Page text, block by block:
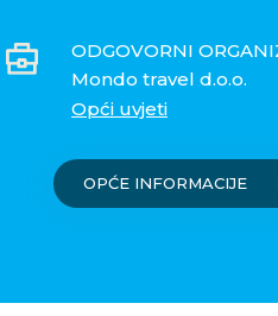
ODGOVORNI
Mondo travel d.o.o.
Opći uvjeti
OPĆE INFORMACIJE